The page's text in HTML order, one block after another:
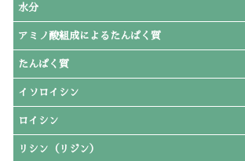
水分
アミノ酸組成によるたんぱく質
たんぱく質
イソロイシン
ロイシン
リシン（リジン）